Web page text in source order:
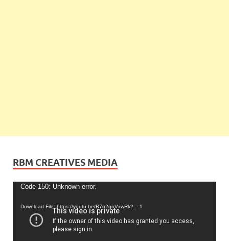
RBM CREATIVES MEDIA
Video
Code 150: Unknown error.
Download File: https://youtu.be/R7o2qoVxwRk?_=1